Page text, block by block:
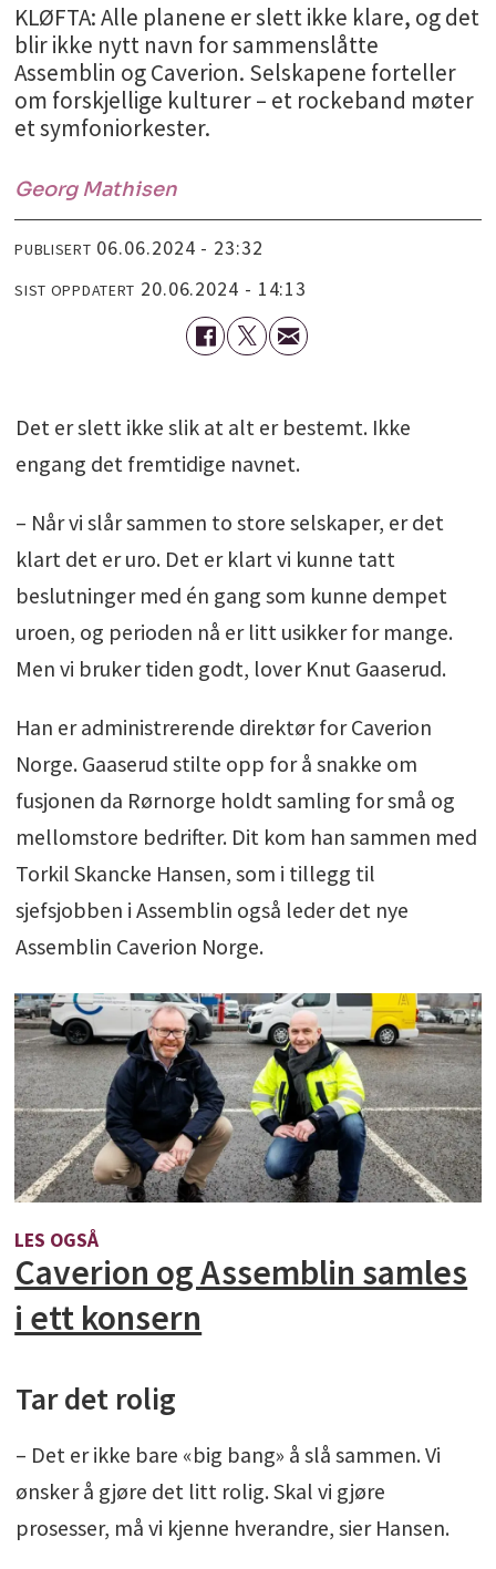
KLØFTA: Alle planene er slett ikke klare, og det
blir ikke nytt navn for sammenslåtte
Assemblin og Caverion. Selskapene forteller
om forskjellige kulturer – et rockeband møter
et symfoniorkester.
Georg Mathisen
PUBLISERT 06.06.2024 - 23:32
SIST OPPDATERT 20.06.2024 - 14:13
Det er slett ikke slik at alt er bestemt. Ikke
engang det fremtidige navnet.
– Når vi slår sammen to store selskaper, er det
klart det er uro. Det er klart vi kunne tatt
beslutninger med én gang som kunne dempet
uroen, og perioden nå er litt usikker for mange.
Men vi bruker tiden godt, lover Knut Gaaserud.
Han er administrerende direktør for Caverion
Norge. Gaaserud stilte opp for å snakke om
fusjonen da Rørnorge holdt samling for små og
mellomstore bedrifter. Dit kom han sammen med
Torkil Skancke Hansen, som i tillegg til
sjefsjobben i Assemblin også leder det nye
Assemblin Caverion Norge.
LES OGSÅ
Caverion og Assemblin samles
i ett konsern
Tar det rolig
– Det er ikke bare «big bang» å slå sammen. Vi
ønsker å gjøre det litt rolig. Skal vi gjøre
prosesser, må vi kjenne hverandre, sier Hansen.